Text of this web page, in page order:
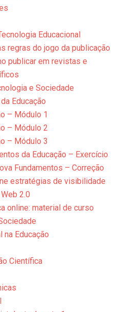
Educacional
regras do jogo da publicação
publicar em revistas e
e Sociedade
Educação
– Módulo 1
– Módulo 2
– Módulo 3
da Educação – Exercício
Fundamentos – Correção
estratégias de visibilidade
2.0
online: material de curso
Educação
Cientí­fica